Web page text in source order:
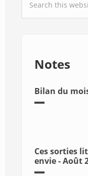
Search form
Notes
Bilan du
Ces sorties
envie - Août